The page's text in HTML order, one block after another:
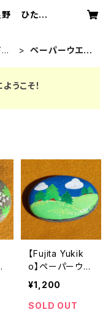
野 ひたむ
ペーパーウエイ
うこそ！
【Fujita Yukik
o】ペーパーウエ
イト（Woods２）
¥1,200
SOLD OUT